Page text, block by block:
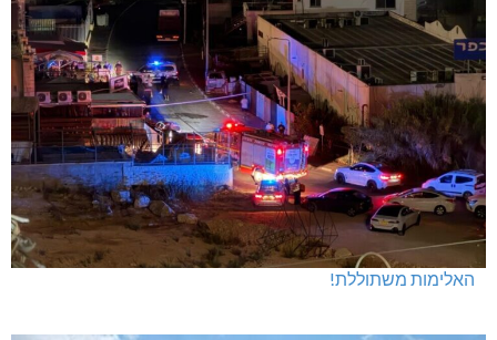
האלימות משתוללת!